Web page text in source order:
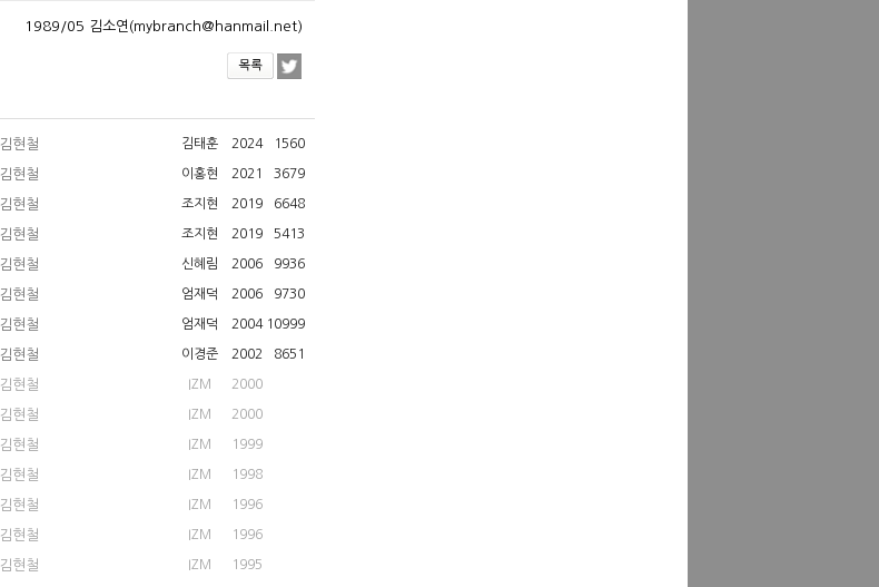
1989/05 김소연(mybranch@hanmail.net)
김현철 김태훈 2024 1560
김현철 이홍현 2021 3679
김현철 조지현 2019 6648
김현철 조지현 2019 5413
김현철 신혜림 2006 9936
김현철 엄재덕 2006 9730
김현철 엄재덕 2004 10999
김현철 이경준 2002 8651
김현철 IZM 2000
김현철 IZM 2000
김현철 IZM 1999
김현철 IZM 1998
김현철 IZM 1996
김현철 IZM 1996
김현철 IZM 1995